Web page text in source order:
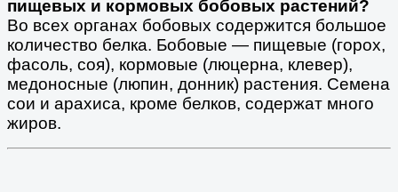
пищевых и кормовых бобовых растений?
Во всех органах бобовых содержится большое
количество белка. Бобовые — пищевые (горох,
фасоль, соя), кормовые (люцерна, клевер),
медоносные (люпин, донник) растения. Семена
сои и арахиса, кроме белков, содержат много
жиров.